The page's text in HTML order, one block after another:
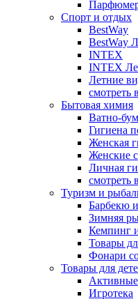
Спорт и отдых
BestWay
BestWay
INTEX
INTEX
Летние
смотреть
Бытовая химия
Ватно-
Гигиена
Женская
Женские
Личная
смотреть
Туризм и
Барбекю и
Зимняя
Кемпинг
Товары
Фонари
Товары для
Игротека